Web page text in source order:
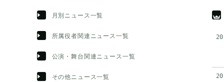
月別ニュース一覧
所属役者関連ニュース一覧
公演・舞台関連ニュース一覧
その他ニュース一覧